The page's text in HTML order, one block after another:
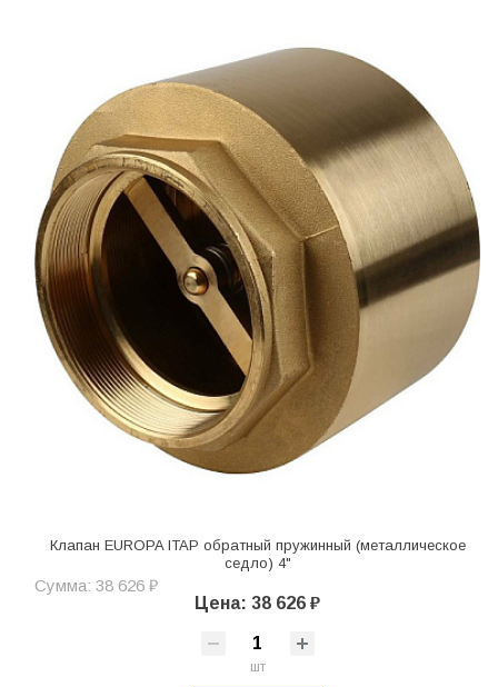
Клапан EUROPA ITAP обратный пружинный (металлическое
седло) 4"
Сумма: 38 626 ₽
Цена: 38 626 ₽
шт